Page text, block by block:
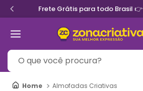
Frete Grátis para todo Brasil 👉
O que você procura?
Almofadas Criativas